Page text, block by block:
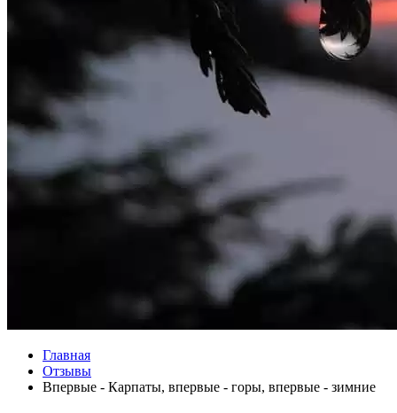
Главная
Отзывы
Впервые - Карпаты, впервые - горы, впервые - зимние